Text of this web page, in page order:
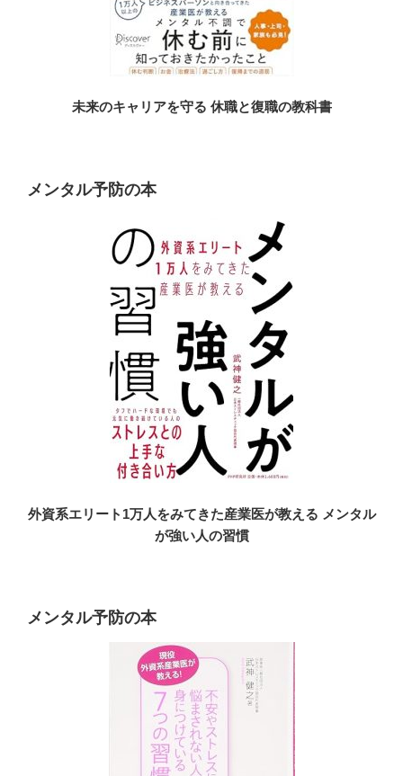
未来のキャリアを守る 休職と復職の教科書
メンタル予防の本
外資系エリート1万人をみてきた産業医が教える メンタル
が強い人の習慣
メンタル予防の本